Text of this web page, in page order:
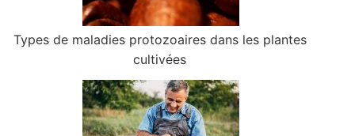
Types de maladies protozoaires dans les plantes
cultivées